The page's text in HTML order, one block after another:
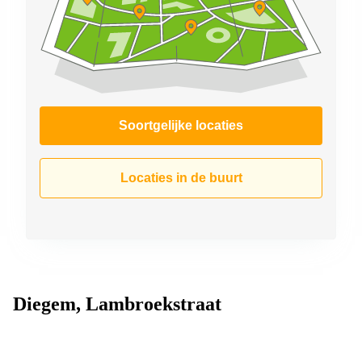
Soortgelijke locaties
Locaties in de buurt
Diegem, Lambroekstraat